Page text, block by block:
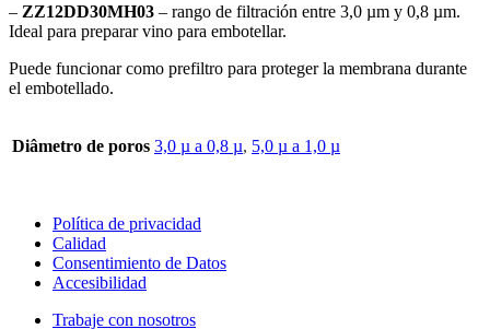
– ZZ12DD30MH03 – rango de filtración entre 3,0 µm y 0,8 µm.
Ideal para preparar vino para embotellar.
Puede funcionar como prefiltro para proteger la membrana durante
el embotellado.
Diâmetro de poros 3,0 µ a 0,8 µ, 5,0 µ a 1,0 µ
Política de privacidad
Calidad
Consentimiento de Datos
Accesibilidad
Trabaje con nosotros